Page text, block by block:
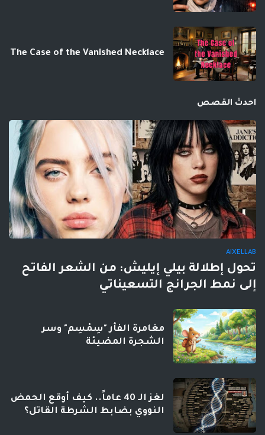
The Case of the Vanished Necklace
احدث القصص
AIXELLAB
تحول إطلالة بيلي إيليش: من الشعر الفاتح
إلى نمط الجرانج التسعيناتي
مغامرة الفأر "سِمْسِم" وسر
الشجرة المضيئة
لغز الـ 40 عاماً.. كيف أوقع الحمض
النووي بضابط الشرطة القاتل؟